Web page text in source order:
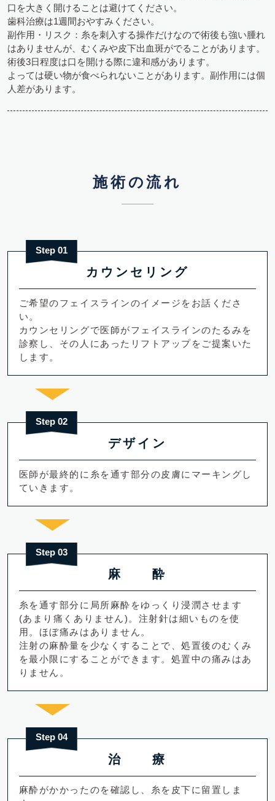
口を大きく開けることは避けてください。
歯科治療は1週間おやすみください。
副作用・リスク：糸を刺入する操作だけなので術後も強い腫れ
はありませんが、むくみや皮下出血斑がでることがあります。
術後3日程度は口を開ける際に違和感があります。
よっては硬い物が食べられないことがあります。副作用には個
人差があります。
施術の流れ
Step 01
カウンセリング
ご希望のフェイスラインのイメージをお話くださ
い。
カウンセリングで医師がフェイスラインのたるみを
診察し、その人にあったリフトアップをご提案いた
します。
Step 02
デザイン
医師が最終的に糸を通す部分の皮膚にマーキングし
ていきます。
Step 03
麻 酔
糸を通す部分に局所麻酔をゆっくり浸潤させます
(あまり痛くありません)。注射針は細いものを使
用。ほぼ痛みはありません。
注射の麻酔量を少なくすることで、処置後のむくみ
を最小限にすることができます。処置中の痛みはあ
りません。
Step 04
治 療
麻酔がかかったのを確認し、糸を皮下に留置しま